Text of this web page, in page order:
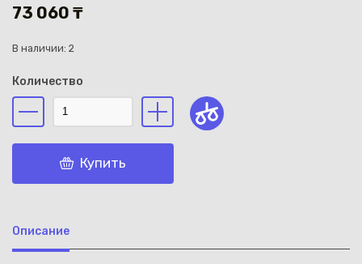
73 060 ₸
В наличии: 2
Количество
Купить
Описание